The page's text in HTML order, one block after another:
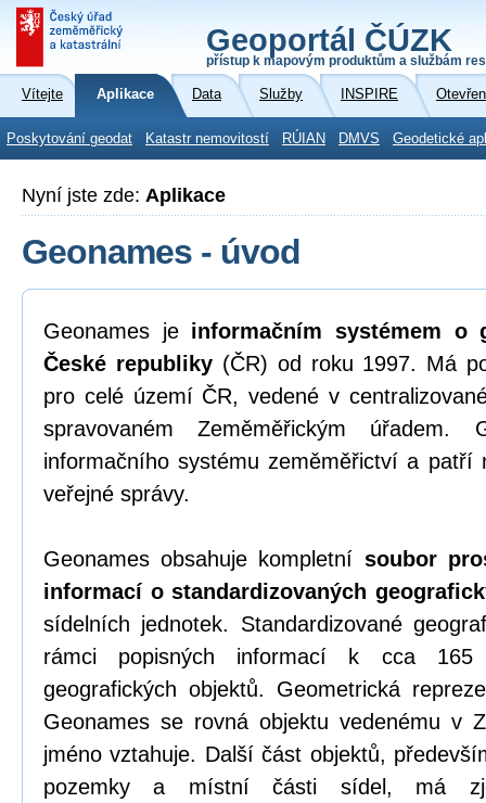
Geoportál ČÚZK
přístup k mapovým produktům a službám
Vítejte Aplikace Data Služby INSPIRE
Poskytování geodat Katastr nemovitostí RÚIAN DMVS Geodetické
Nyní jste zde: Aplikace
Geonames - úvod
Geonames je informačním systémem o
České republiky(ČR) od roku 1997. Má
pro celé území ČR, vedené v
spravovaném Zeměměřickým úřadem.
informačního systému zeměměřictví a patří
veřejné správy.
Geonames obsahuje kompletní soubor
informací o standardizovaných
sídelních jednotek. Standardizované
rámci popisných informací k cca 165
geografických objektů. Geometrická
Geonames se rovná objektu vedenému v
jméno vztahuje. Další část objektů,
pozemky a místní části sídel, má